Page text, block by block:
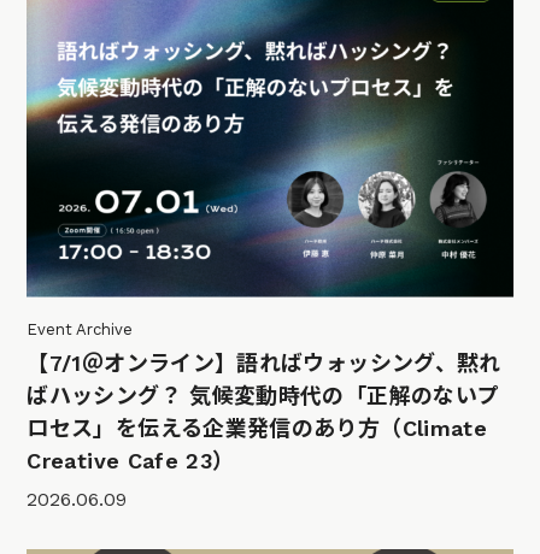
Event Archive
【7/1＠オンライン】語ればウォッシング、黙れ
ばハッシング？ 気候変動時代の「正解のないプ
ロセス」を伝える企業発信のあり方（Climate
Creative Cafe 23）
2026.06.09